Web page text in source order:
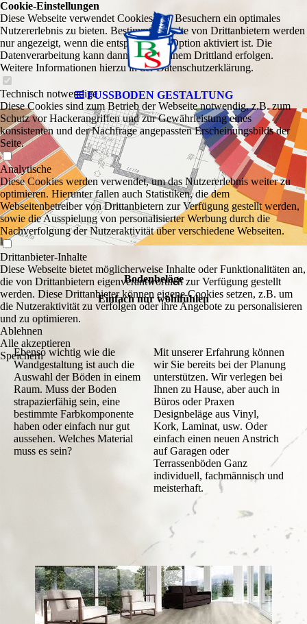
FUSSBODEN GESTALTUNG
Bodenbeläge
Einfach nur wohlfühlen
Ebenso wichtig wie die
Wandgestaltung ist auch die
Auswahl der Böden in einem
Raum. Muss der Boden
strapazierfähig sein, eine
bestimmte Farbkomponente
haben oder einfach nur gut
aussehen. Welches Material
muss es sein?
Mit unserer Erfahrung können
wir Sie bereits bei der Planung
unterstützen. Wir verlegen bei
Ihnen zu Hause, aber auch in
Büros oder Praxen
Designbeläge aus Vinyl,
Kork, Laminat, usw. Oder
einfach einen neuen Anstrich
auf Garagen oder
Terrassenböden Ganz
individuell, fachmännisch und
meisterhaft.
Cookie-Einstellungen
Diese Webseite verwendet Cookies, um Besuchern ein optimales
Nutzererlebnis zu bieten. Bestimmte Inhalte von Drittanbietern werden
nur angezeigt, wenn die entsprechende Option aktiviert ist. Die
Datenverarbeitung kann dann auch in einem Drittland erfolgen.
Weitere Informationen hierzu in der Datenschutzerklärung.
Technisch notwendige
Diese Cookies sind zum Betrieb der Webseite notwendig, z.B. zum
Schutz vor Hackerangriffen und zur Gewährleistung eines
konsistenten und der Nachfrage angepassten Erscheinungsbilds der
Seite.
Analytische
Diese Cookies werden verwendet, um das Nutzererlebnis weiter zu
optimieren. Hierunter fallen auch Statistiken, die dem
Webseitenbetreiber von Drittanbietern zur Verfügung gestellt werden,
sowie die Ausspielung von personalisierter Werbung durch die
Nachverfolgung der Nutzeraktivität über verschiedene Webseiten.
Drittanbieter-Inhalte
Diese Webseite bietet möglicherweise Inhalte oder Funktionalitäten an,
die von Drittanbietern eigenverantwortlich zur Verfügung gestellt
werden. Diese Drittanbieter können eigene Cookies setzen, z.B. um
die Nutzeraktivität zu verfolgen oder ihre Angebote zu personalisieren
und zu optimieren.
Ablehnen
Alle akzeptieren
Speichern